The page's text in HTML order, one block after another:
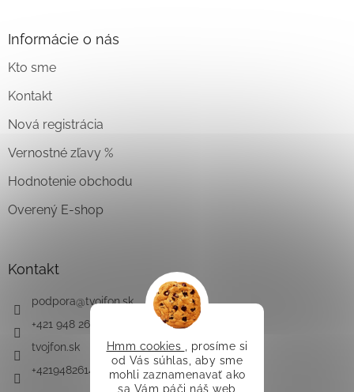
Hmm cookies
, prosíme si
od Vás súhlas, aby sme
mohli zaznamenavať ako
sa Vám páči náš web
Informácie o nás
Kto sme
Kontakt
Nová registrácia
Vernostné zľavy %
Hodnotenie obchodu
Overený E-shop
Kontakt
podpora@tvojfon.sk
+421 948 261 491
tvojfon.sk
+421948261491